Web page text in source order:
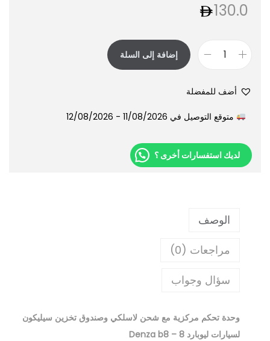
130.0
إضافة إلى السلة
أضف للمفضلة
متوقع التوصيل في 11/08/2026 - 12/08/2026
لديك استفسارات أخرى ؟
الوصف
مراجعات (0)
سؤال وجواب
وحدة تحكم مركزية مع شحن لاسلكي وصندوق تخزين سيليكون
لسيارات ليوبارد 8 – Denza b8